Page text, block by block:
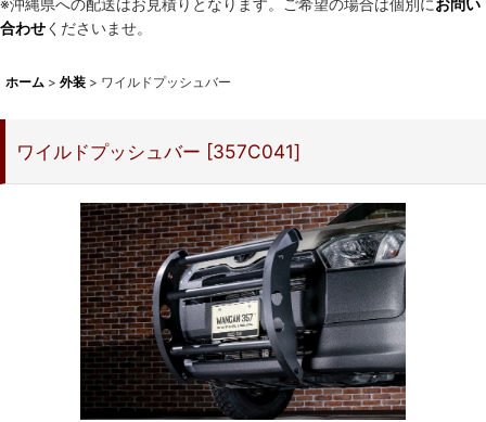
※沖縄県への配送はお見積りとなります。ご希望の場合は個別にお問い
合わせくださいませ。
ホーム > 外装 > ワイルドプッシュバー
ワイルドプッシュバー [357C041]